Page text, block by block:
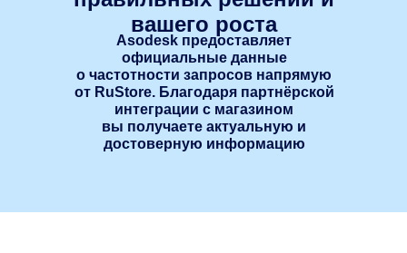
вашего роста
Asodesk предоставляет
официальные данные
о частотности запросов напрямую
от RuStore. Благодаря партнёрской
интеграции с магазином
вы получаете актуальную и
достоверную информацию